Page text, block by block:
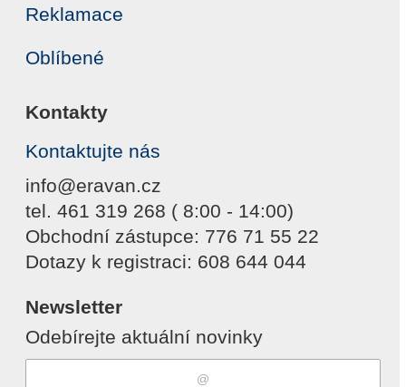
Reklamace
Oblíbené
Kontakty
Kontaktujte nás
info@eravan.cz
tel. 461 319 268 ( 8:00 - 14:00)
Obchodní zástupce: 776 71 55 22
Dotazy k registraci: 608 644 044
Newsletter
Odebírejte aktuální novinky